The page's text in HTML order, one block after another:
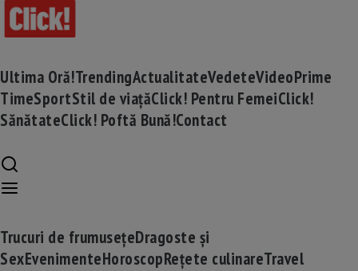
Ultima Oră!TrendingActualitateVedeteVideoPrime
TimeSportStil de viațăClick! Pentru FemeiClick!
SănătateClick! Poftă Bună!Contact
Trucuri de frumusețeDragoste și
SexEvenimenteHoroscopRețete culinareTravel